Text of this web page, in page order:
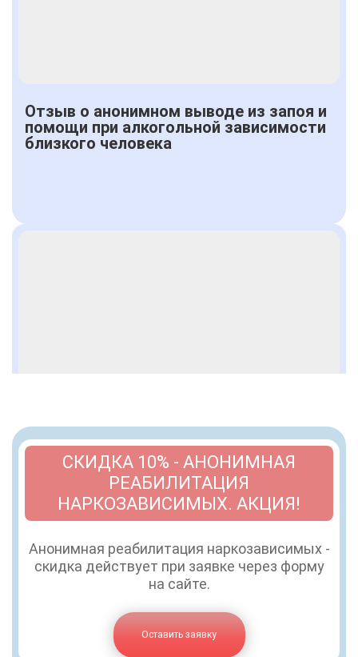
Отзыв о анонимном выводе из запоя и
помощи при алкогольной зависимости
близкого человека
СКИДКА 10% - АНОНИМНАЯ
РЕАБИЛИТАЦИЯ
НАРКОЗАВИСИМЫХ. АКЦИЯ!
Анонимная реабилитация наркозависимых -
скидка действует при заявке через форму
на сайте.
Оставить заявку